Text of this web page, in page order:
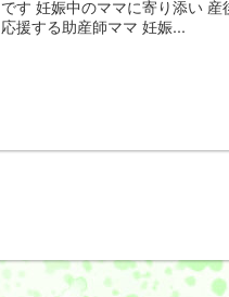
です 妊娠中のママに寄り添い
応援する助産師ママ 妊娠...